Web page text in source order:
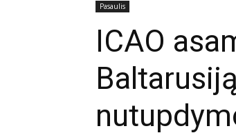
Pasaulis
ICAO